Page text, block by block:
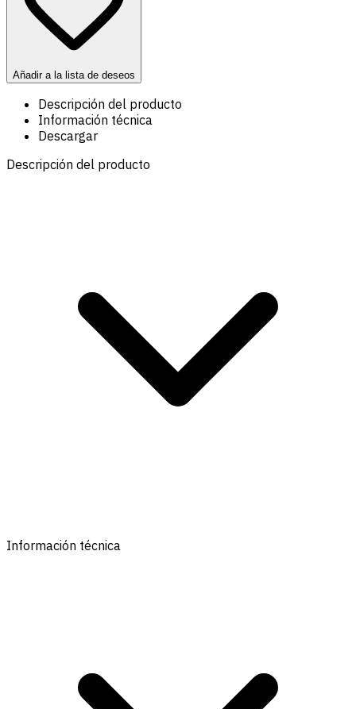
Añadir a la lista de deseos
Descripción del producto
Información técnica
Descargar
Descripción del producto
Información técnica